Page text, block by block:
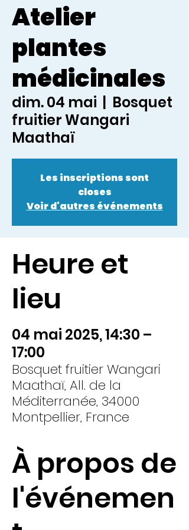
Atelier
plantes
médicinales
dim. 04 mai
  |
Bosquet
fruitier Wangari
Maathaï
Les inscriptions sont
closes
Voir d'autres événements
Heure et
lieu
04 mai 2025, 14:30 –
17:00
Bosquet fruitier Wangari
Maathaï, All. de la
Méditerranée, 34000
Montpellier, France
À propos de
l'événemen